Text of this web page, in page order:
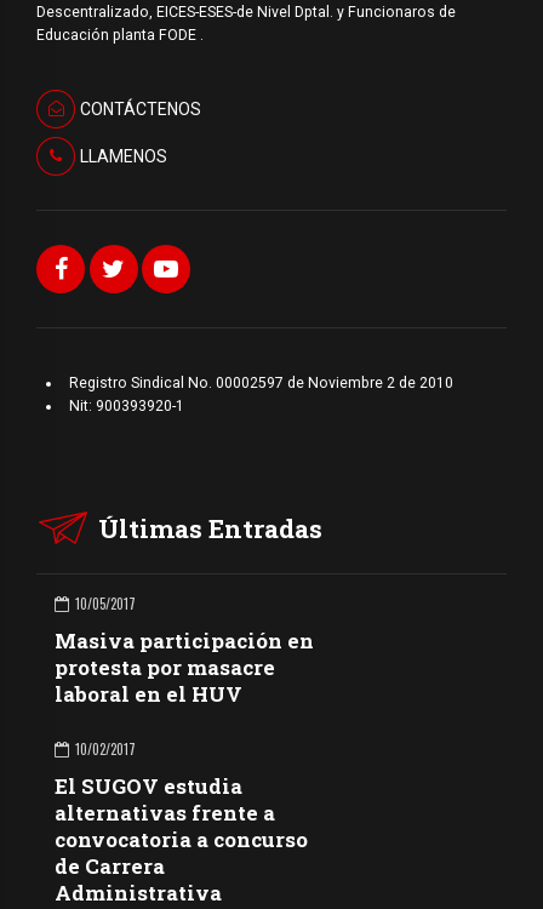
Descentralizado, EICES-ESES-de Nivel Dptal. y Funcionaros de
Educación planta FODE .
CONTÁCTENOS
LLAMENOS
Registro Sindical No. 00002597 de Noviembre 2 de 2010
Nit: 900393920-1
Últimas Entradas
10/05/2017
Masiva participación en
protesta por masacre
laboral en el HUV
10/02/2017
El SUGOV estudia
alternativas frente a
convocatoria a concurso
de Carrera
Administrativa